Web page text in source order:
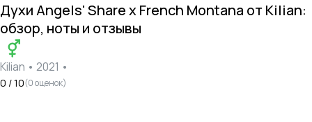
ДухиAngels' Share x French Montana от Kilian:
обзор, ноты и отзывы
Kilian • 2021 •
0 / 10(0оценок)